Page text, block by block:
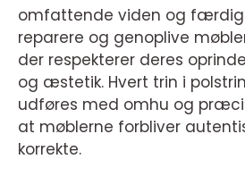
omfattende viden og
reparere og genoplive
der respekterer deres
og æstetik. Hvert trin i
udføres med omhu og
at møblerne forbliver
korrekte.